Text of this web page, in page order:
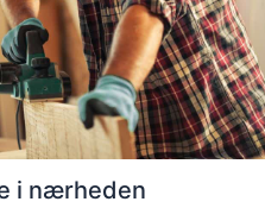
i nærheden